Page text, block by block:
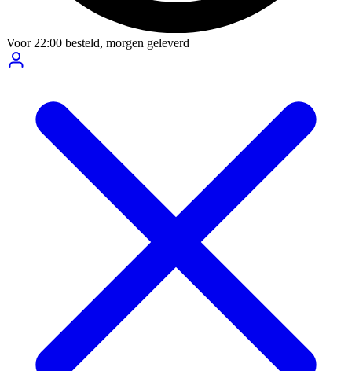
Voor22:00 besteld, morgen geleverd